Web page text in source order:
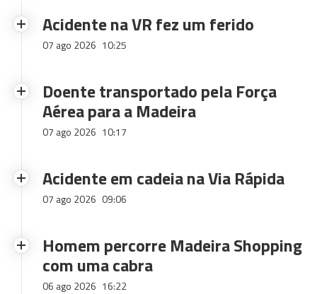
Acidente na VR fez um ferido
07 ago 2026 10:25
Doente transportado pela Força
Aérea para a Madeira
07 ago 2026 10:17
Acidente em cadeia na Via Rápida
07 ago 2026 09:06
Homem percorre Madeira Shopping
com uma cabra
06 ago 2026 16:22